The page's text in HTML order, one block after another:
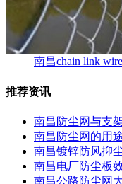
南昌chain link
推荐资讯
南昌防尘网与支
南昌防尘网的用
南昌镀锌防风抑
南昌电厂防尘板
南昌公路防尘网